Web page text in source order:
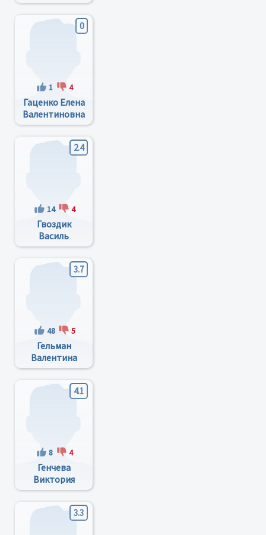
Александрович
0
1 4
Гаценко Елена
Валентиновна
2.4
14 4
Гвоздик
Василь
Степанович
3.7
48 5
Гельман
Валентина
Николаевна
4.1
8 4
Генчева
Виктория
Ивановна
3.3